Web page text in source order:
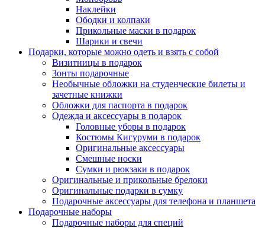
Наклейки
Ободки и колпаки
Прикольные маски в подарок
Шарики и свечи
Подарки, которые можно одеть и взять с собой
Визитницы в подарок
Зонты подарочные
Необычные обложки на студенческие билеты и
зачетные книжки
Обложки для паспорта в подарок
Одежда и аксессуары в подарок
Головные уборы в подарок
Костюмы Кигуруми в подарок
Оригинальные аксессуары
Смешные носки
Сумки и рюкзаки в подарок
Оригинальные и прикольные брелоки
Оригинальные подарки в сумку
Подарочные аксессуары для телефона и планшета
Подарочные наборы
Подарочные наборы для специй